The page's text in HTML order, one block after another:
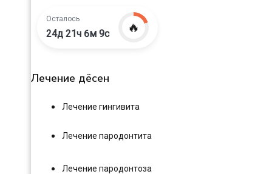
Осталось
24д 21ч 6м 8с 🔥
Лечение дёсен
Лечение гингивита
Лечение пародонтита
Лечение пародонтоза